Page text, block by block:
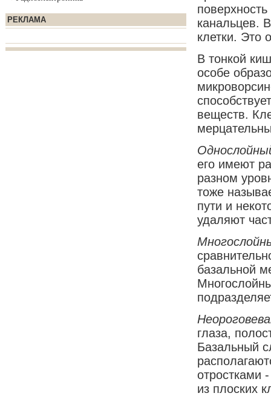
РЕКЛАМА
канальцев.
клетки. Это
В тонкой
особе
веществ.
его имеют
разном
тоже
пути и
удаляют
базальной
глаза,
Базальный
отростками
из плоских